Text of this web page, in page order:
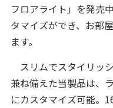
フロアライト」を発売
タマイズができ、お部
ます。
スリムでスタイリッ
兼ね備えた当製品は、
にカスタマイズ可能。